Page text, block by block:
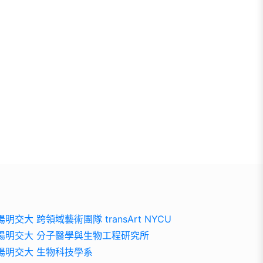
明交大 跨領域藝術團隊 transArt NYCU
明交大 分子醫學與生物工程研究所
明交大 生物科技學系